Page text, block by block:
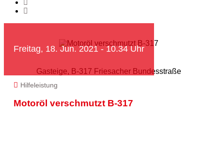
Freitag, 18. Jun. 2021 - 10.34 Uhr
Gasteige, B-317 Friesacher Bundesstraße
Hilfeleistung
Motoröl verschmutzt B-317